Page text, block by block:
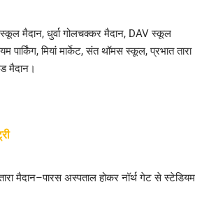
मैदान, धुर्वा गोलचक्कर मैदान, DAV स्कूल
पार्किंग, मियां मार्केट, संत थॉमस स्कूल, प्रभात तारा
मैदान।
मैदान–पारस अस्पताल होकर नॉर्थ गेट से स्टेडियम